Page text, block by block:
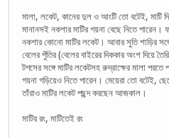
মালা, লকেট, কানের দুল ও আংটি তো বটেই, মাটি
মানানসই নকশার মাটির গয়না বেছে নিতে পারেন।
নকশার কোনো মাটির লকেট। আবার সুতি শাড়ির
বেলের পুঁতির (বেলের বাইরের দিককার অংশ দিয়ে
টপসের সঙ্গে মাটির লকেটসহ রুদ্রাক্ষের মালা
গয়না গড়িয়েও নিতে পারেন। মেয়েরা তো বটেই,
তাঁরাও মাটির লকেট পছন্দ করছেন আজকাল।
মাটির রং, মাটিতেই রং